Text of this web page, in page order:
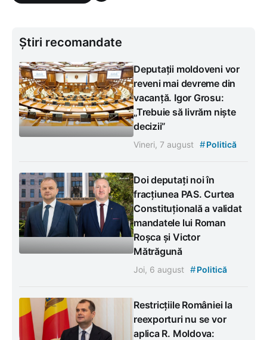
Știri recomandate
Deputații moldoveni vor
reveni mai devreme din
vacanță. Igor Grosu:
„Trebuie să livrăm niște
decizii”
Vineri, 7 august #Politică
Doi deputați noi în
fracțiunea PAS. Curtea
Constituțională a validat
mandatele lui Roman
Roșca și Victor
Mătrăgună
Joi, 6 august #Politică
Restricțiile României la
reexporturi nu se vor
aplica R. Moldova: